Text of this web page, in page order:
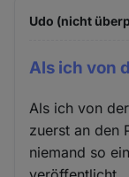
Udo (nicht
Als ich von
Als ich von
zuerst an den
niemand so